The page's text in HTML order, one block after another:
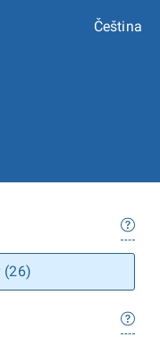
Čeština
(26)